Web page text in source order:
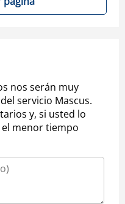
nos serán muy
servicio Mascus.
y, si usted lo
menor tiempo